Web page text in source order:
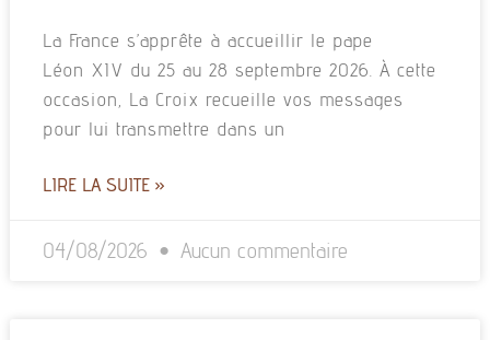
La France s’apprête à accueillir le pape
Léon XIV du 25 au 28 septembre 2026. À cette
occasion, La Croix recueille vos messages
pour lui transmettre dans un
LIRE LA SUITE »
04/08/2026 Aucun commentaire